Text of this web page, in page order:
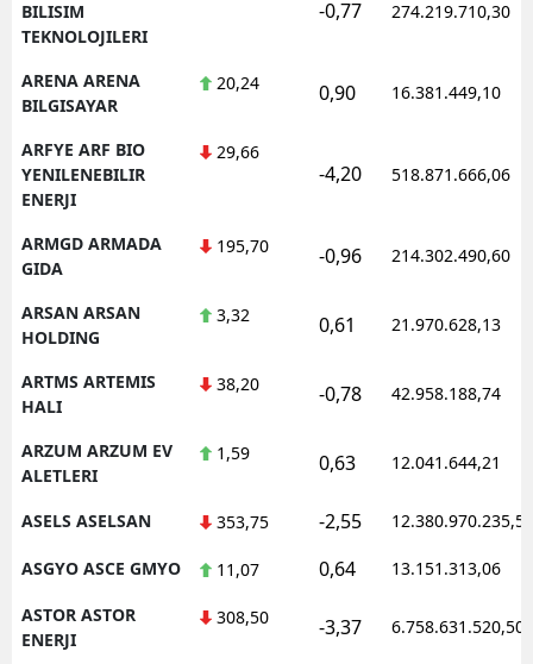
BILISIM
TEKNOLOJILERI
-0,77 274.219.710,30
ARENA ARENA
BILGISAYAR
20,24 0,90 16.381.449,10
ARFYE ARF BIO
YENILENEBILIR
ENERJI
29,66
-4,20 518.871.666,06
ARMGD ARMADA
GIDA
195,70 -0,96 214.302.490,60
ARSAN ARSAN
HOLDING
3,32 0,61 21.970.628,13
ARTMS ARTEMIS
HALI
38,20 -0,78 42.958.188,74
ARZUM ARZUM EV
ALETLERI
1,59 0,63 12.041.644,21
ASELS ASELSAN 353,75 -2,55 12.380.970.235,50
ASGYO ASCE GMYO 11,07 0,64 13.151.313,06
ASTOR ASTOR
ENERJI
308,50 -3,37 6.758.631.520,50